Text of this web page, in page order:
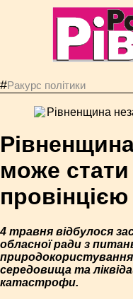
#Ракурс політики
може
провінцією
4 травня відбулося
обласної ради з
середовища та
катастрофи.